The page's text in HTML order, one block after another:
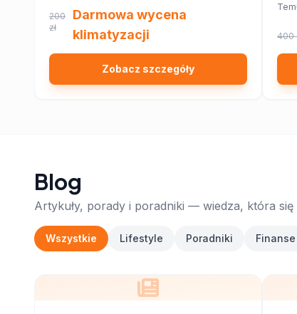
domu lub mieszkania.
200
zł
Darmowa wycena
klimatyzacji
Zobacz szczegóły
400
Blog
Artykuły, porady i poradniki — wiedza, która się
Wszystkie Lifestyle Poradniki